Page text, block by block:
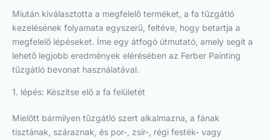
Miután kiválasztotta a megfelelő terméket, a fa tűzgátló
kezelésének folyamata egyszerű, feltéve, hogy betartja a
megfelelő lépéseket. Íme egy átfogó útmutató, amely segít a
lehető legjobb eredmények elérésében az Ferber Painting
tűzgátló bevonat használatával.
1. lépés: Készítse elő a fa felületét
Mielőtt bármilyen tűzgátló szert alkalmazna, a fának
tisztának, száraznak, és por-, zsír-, régi festék- vagy